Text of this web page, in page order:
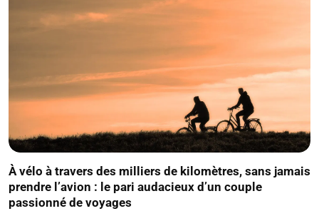
À vélo à travers des milliers de kilomètres, sans jamais
prendre l’avion : le pari audacieux d’un couple
passionné de voyages